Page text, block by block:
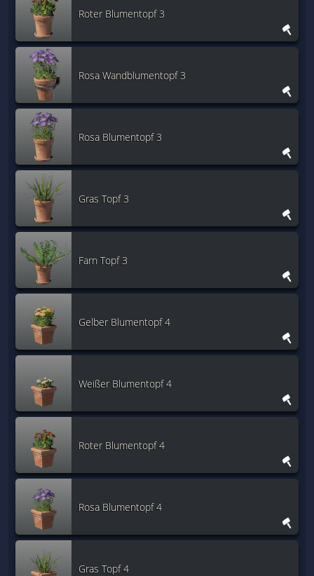
Roter Blumentopf 3
Rosa Wandblumentopf 3
Rosa Blumentopf 3
Gras Topf 3
Farn Topf 3
Gelber Blumentopf 4
Weißer Blumentopf 4
Roter Blumentopf 4
Rosa Blumentopf 4
Gras Topf 4